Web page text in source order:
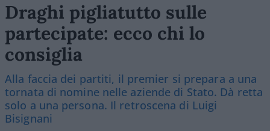
Draghi pigliatutto sulle
partecipate: ecco chi lo
consiglia
Alla faccia dei partiti, il premier si prepara a una
tornata di nomine nelle aziende di Stato. Dà retta
solo a una persona. Il retroscena di Luigi
Bisignani